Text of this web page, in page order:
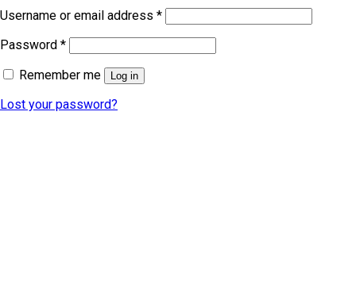
Username or email address *
Password *
Remember me
Log in
Lost your password?